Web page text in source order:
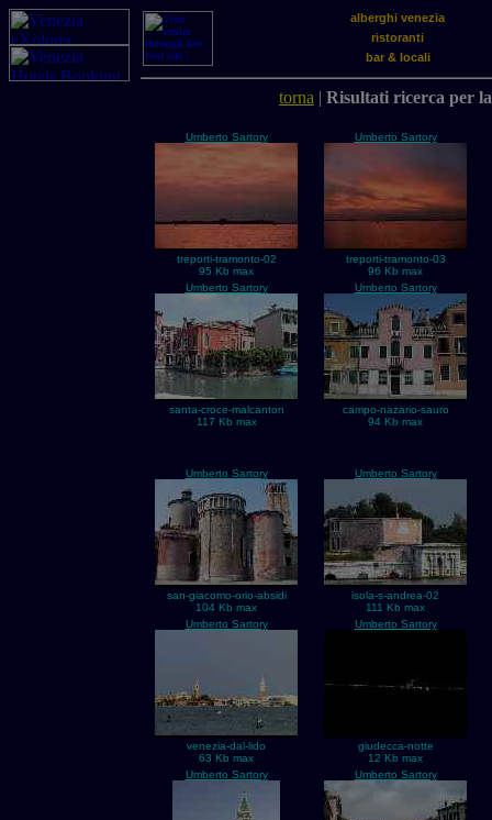
alberghi venezia
ristoranti
bar & locali
torna | Risultati ricerca per
Umberto Sartory
treporti-tramonto-02
95 Kb max
Umberto Sartory
treporti-tramonto-03
96 Kb max
Umberto Sartory
santa-croce-malcanton
117 Kb max
Umberto Sartory
campo-nazario-sauro
94 Kb max
Umberto Sartory
san-giacomo-orio-absidi
104 Kb max
Umberto Sartory
isola-s-andrea-02
111 Kb max
Umberto Sartory
venezia-dal-lido
63 Kb max
Umberto Sartory
giudecca-notte
12 Kb max
Umberto Sartory
Umberto Sartory